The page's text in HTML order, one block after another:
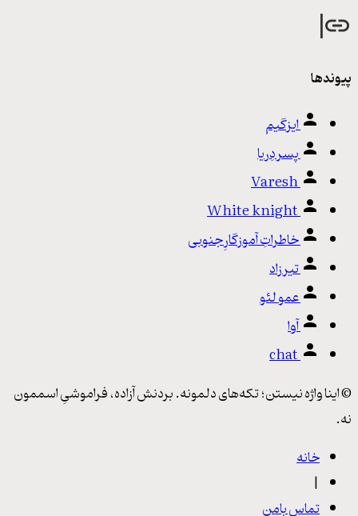
پیوندها
ایزگیم
پسر دِریا
Varesh
White knight
خاطراتِ آموزگارِ جنوبی
تیرزاد
عمو لئو
آوا
chat
© اینا واژه‌ نیستن؛ تکه‌های دلمونه. بردنش آزاده، فراموشیِ اسممون
نه.
خانه
|
تماس بامن